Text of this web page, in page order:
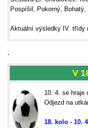
Pospíšil, Pokorný,
Aktuální výsledky IV. třídy
.
V
10. 4. se hraje
Odjezd na
18. kolo - 10.